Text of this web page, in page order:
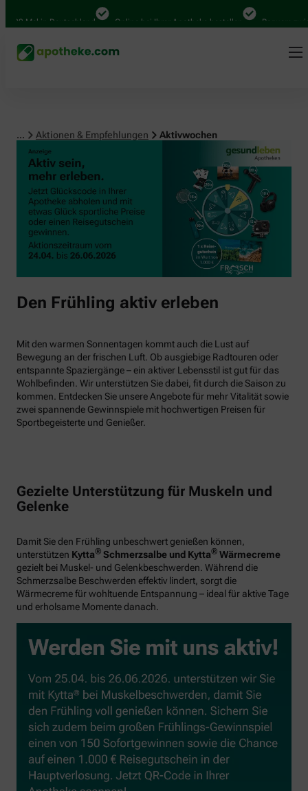
Mal in Deutschland Online bei Ihrer Apotheke bestellen Bequem
... Aktionen & Empfehlungen Aktivwochen
Den Frühling aktiv erleben
Mit den warmen Sonnentagen kommt auch die Lust auf
Bewegung an der frischen Luft. Ob ausgiebige Radtouren oder
entspannte Spaziergänge – ein aktiver Lebensstil ist gut für das
Wohlbefinden. Wir unterstützen Sie dabei, fit durch die Saison zu
kommen. Entdecken Sie unsere Angebote für mehr Vitalität sowie
zwei spannende Gewinnspiele mit hochwertigen Preisen für
Sportbegeisterte und Genießer.
Gezielte Unterstützung für Muskeln und
Gelenke
Damit Sie den Frühling unbeschwert genießen können,
unterstützen Kytta® Schmerzsalbe und Kytta® Wärmecreme
gezielt bei Muskel- und Gelenkbeschwerden. Während die
Schmerzsalbe Beschwerden effektiv lindert, sorgt die
Wärmecreme für wohltuende Entspannung – ideal für aktive Tage
und erholsame Momente danach.